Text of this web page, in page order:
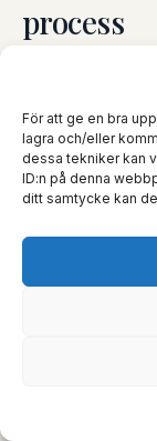
För att ge en bra
lagra och/eller
dessa tekniker kan
ID:n på denna
ditt samtycke kan
process
Due diligence
Systematisk
Omfattar
och indemnities
tillgängliga för